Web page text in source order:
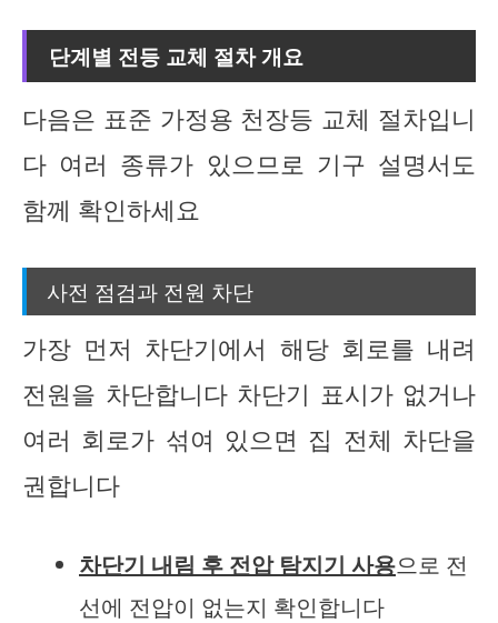
단계별 전등 교체 절차 개요
다음은 표준 가정용 천장등 교체 절차입니
다 여러 종류가 있으므로 기구 설명서도
함께 확인하세요
사전 점검과 전원 차단
가장 먼저 차단기에서 해당 회로를 내려
전원을 차단합니다 차단기 표시가 없거나
여러 회로가 섞여 있으면 집 전체 차단을
권합니다
차단기 내림 후 전압 탐지기 사용으로 전
선에 전압이 없는지 확인합니다